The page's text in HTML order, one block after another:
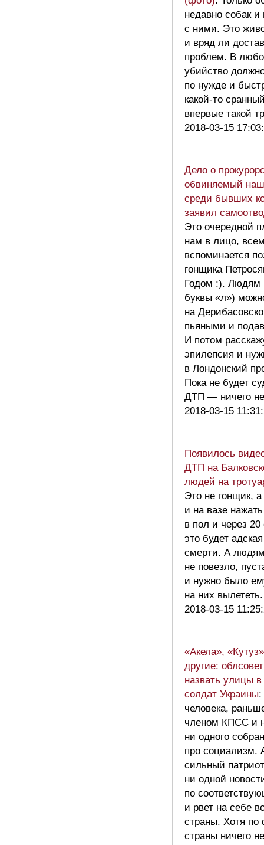
недавно собак
с ними. Это
и вряд ли
проблем. В
убийство
по нужде и
какой-то
впервые такой
2018-03-15
Дело о
обвиняемый
среди бывших
заявил
Это очередной
нам в лицо,
вспоминается
гонщика
Годом :). Людям
буквы «л»)
на
пьяными и
И потом
эпилепсия и
в Лондонский
Пока не будет
ДТП — ничего
2018-03-15
Появилось
ДТП на
людей на
Это не гонщик,
и на вазе нажать
в пол и через 20
это будет
смерти. А
не повезло,
и нужно было
на них
2018-03-15
«Акела»,
другие:
назвать улицы
солдат Украины:
человека,
членом КПСС и
ни одного
про социализм.
сильный
ни одной
по
и рвет на себе
страны. Хотя по
страны ничего